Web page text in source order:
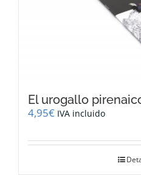
El urogallo
4,95€ IVA incluido